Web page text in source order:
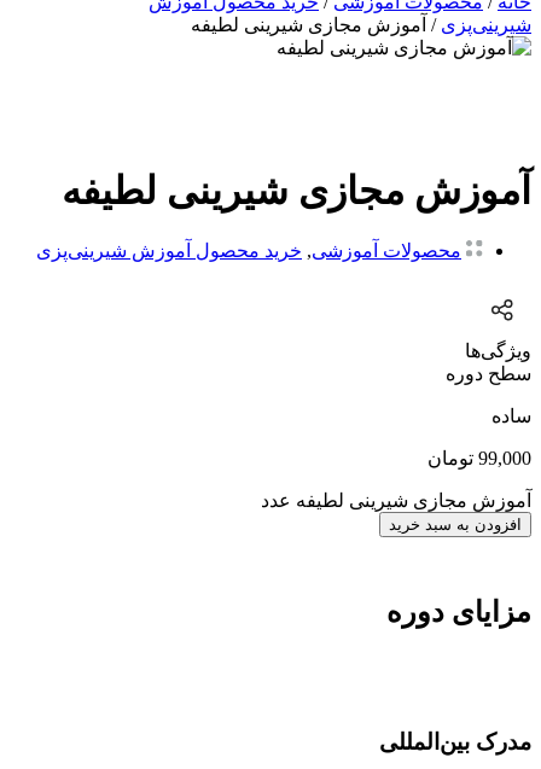
شیرینی‌پزی / آموزش مجازی شیرینی لطیفه
آموزش مجازی شیرینی لطیفه
محصولات آموزشی, خرید محصول آموزش شیرینی‌پزی
ویژگی‌ها
سطح دوره
ساده
99,000 تومان
آموزش مجازی شیرینی لطیفه عدد
افزودن به سبد خرید
مزایای دوره
مدرک بین‌المللی